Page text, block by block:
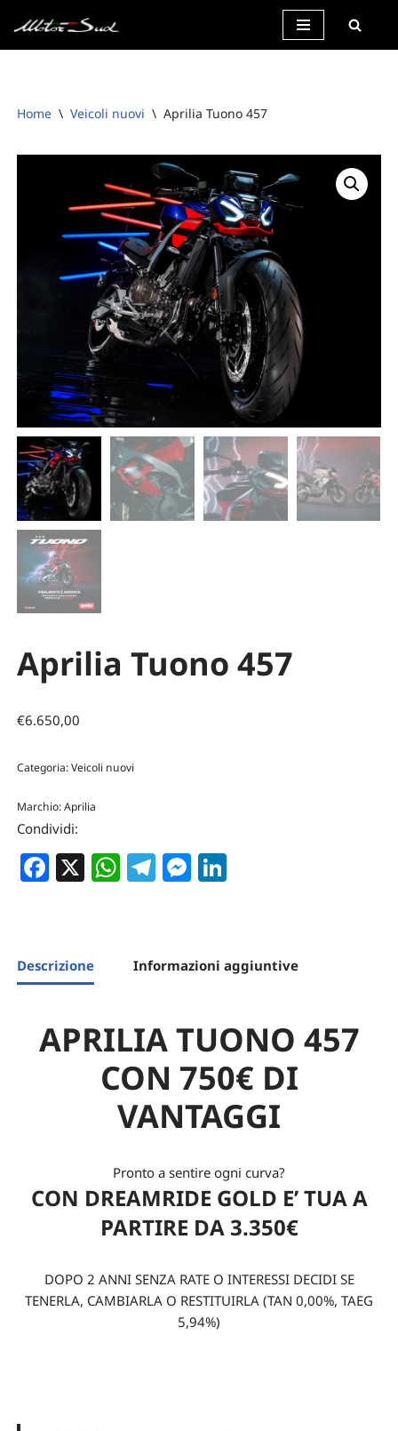
Vai
Home \ Veicoli nuovi \ Aprilia Tuono 457
Aprilia Tuono 457
€6.650,00
Categoria:Veicoli nuovi
Marchio:Aprilia
Condividi:
Facebook
X WhatsApp
Telegram
Messenger
Descrizione Informazioni aggiuntive
APRILIA TUONO 457
CON 750€ DI
VANTAGGI
Pronto a sentire ogni curva?
CON DREAMRIDE GOLD E’ TUA A
PARTIRE DA 3.350€
DOPO 2 ANNI SENZA RATE O INTERESSI DECIDI SE
TENERLA, CAMBIARLA O RESTITUIRLA (TAN 0,00%, TAEG
5,94%)